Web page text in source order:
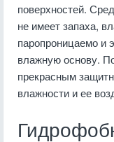
поверхностей.
не имеет запаха,
паропроницаемо и
влажную основу.
прекрасным
влажности и ее